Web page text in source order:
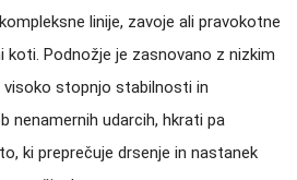
linije, zavoje ali pravokotne
Podnožje je zasnovano z nizkim
stopnjo stabilnosti in
nenamernih udarcih, hkrati pa
ki preprečuje drsenje in nastanek